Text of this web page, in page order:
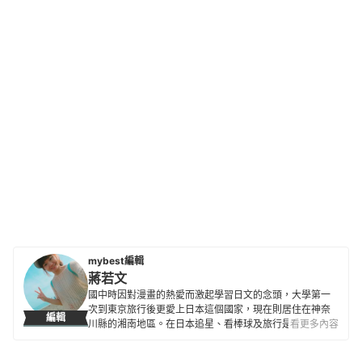
編輯
mybest編輯
蔣若文
國中時因對漫畫的熱愛而激起學習日文的念頭，大學第一
次到東京旅行後更愛上日本這個國家，現在則居住在神奈
川縣的湘南地區。在日本追星、看棒球及旅行是人生三大
看更多內容